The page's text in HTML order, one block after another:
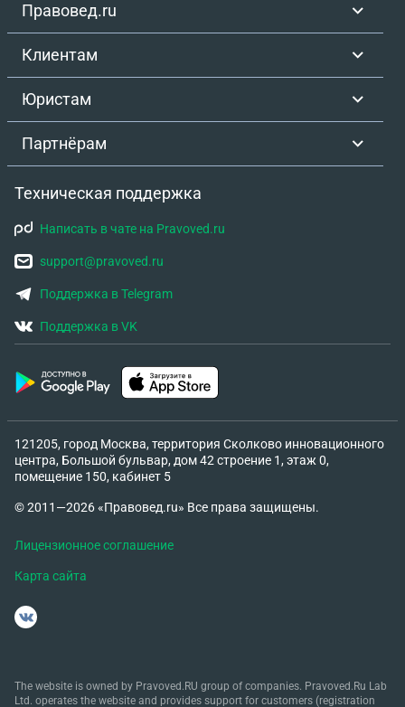
Правовед.ru
Клиентам
Юристам
Партнёрам
Техническая поддержка
Написать в чате на Pravoved.ru
support@pravoved.ru
Поддержка в Telegram
Поддержка в VK
121205, город Москва, территория Сколково инновационного
центра, Большой бульвар, дом 42 строение 1, этаж 0,
помещение 150, кабинет 5
© 2011—2026 «Правовед.ru» Все права защищены.
Лицензионное соглашение
Карта сайта
The website is owned by Pravoved.RU group of companies. Pravoved.Ru Lab
Ltd. operates the website and provides support for customers (registration